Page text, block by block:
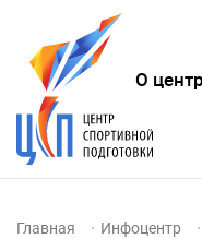
О
Главная Инфоцентр